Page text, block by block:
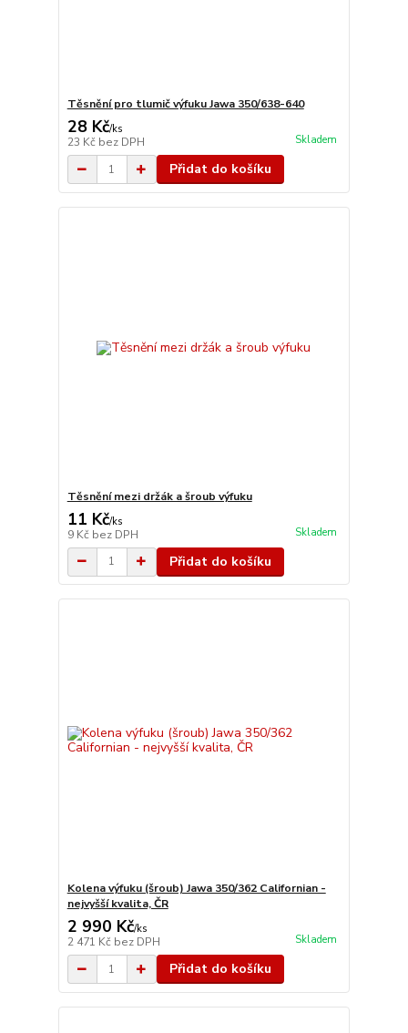
Těsnění pro tlumič výfuku Jawa 350/638-640
28 Kč/ks
23 Kč bez DPH Skladem
Přidat do košíku
Těsnění mezi držák a šroub výfuku
11 Kč/ks
9 Kč bez DPH Skladem
Přidat do košíku
Kolena výfuku (šroub) Jawa 350/362 Californian -
nejvyšší kvalita, ČR
2 990 Kč/ks
2 471 Kč bez DPH Skladem
Přidat do košíku